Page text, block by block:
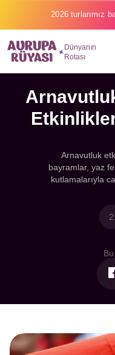
2026 turlarımız
Dünyanın
Rotası
Arnavutluk
bayramlar, yaz
kutlamalarıyla